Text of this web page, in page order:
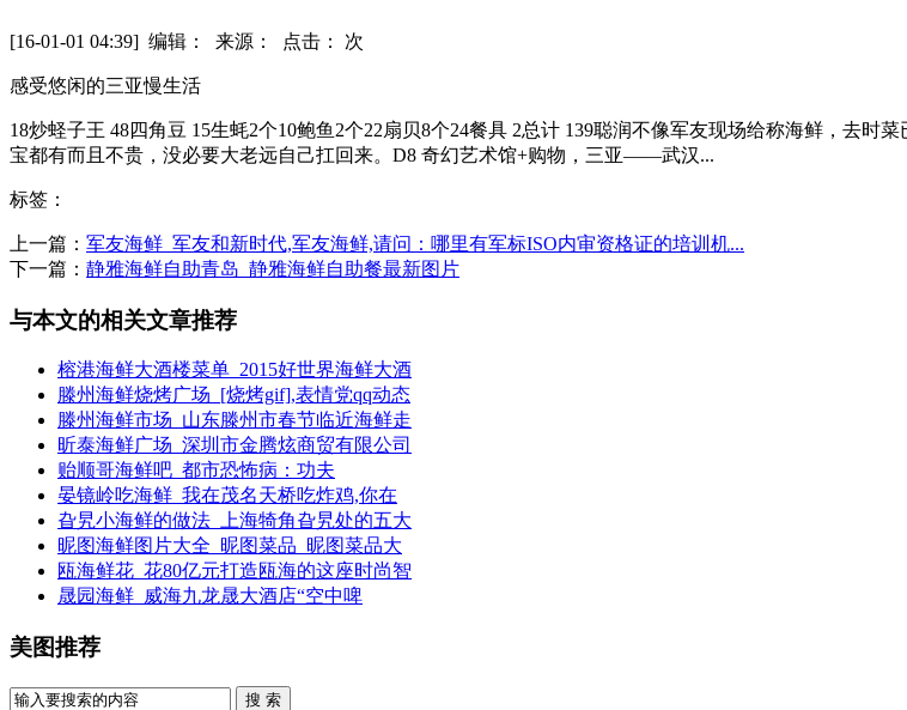
[16-01-01 04:39] 编辑： 来源： 点击： 次
感受悠闲的三亚慢生活
18炒蛏子王 48四角豆 15生蚝2个10鲍鱼2个22扇贝8个24餐具 2总计 139聪润不像军友现场给称海鲜，去
宝都有而且不贵，没必要大老远自己扛回来。D8 奇幻艺术馆+购物，三亚——武汉...
标签：
上一篇： 军友海鲜_军友和新时代,军友海鲜,请问：哪里有军标ISO内审资格证的培训机...
下一篇： 静雅海鲜自助青岛_静雅海鲜自助餐最新图片
与本文的相关文章推荐
榕港海鲜大酒楼菜单_2015好世界海鲜大酒
滕州海鲜烧烤广场_[烧烤gif],表情党qq动态
滕州海鲜市场_山东滕州市春节临近海鲜走
昕泰海鲜广场_深圳市金腾炫商贸有限公司
贻顺哥海鲜吧_都市恐怖病：功夫
晏镜岭吃海鲜_我在茂名天桥吃炸鸡,你在
旮旯小海鲜的做法_上海犄角旮旯处的五大
昵图海鲜图片大全_昵图菜品_昵图菜品大
瓯海鲜花_花80亿元打造瓯海的这座时尚智
晟园海鲜_威海九龙晟大酒店“空中啤
美图推荐
搜 索